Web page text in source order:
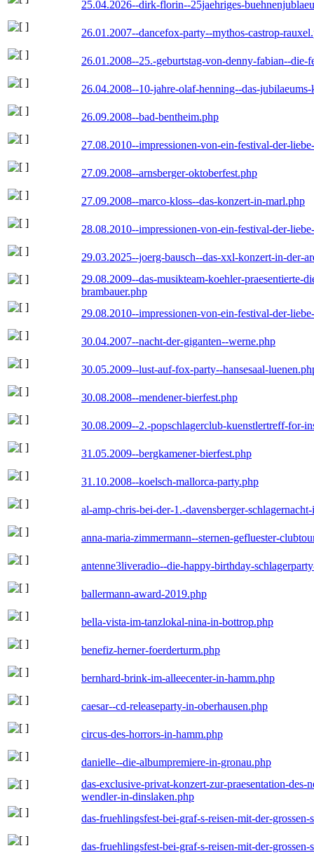
25.04.2026--dirk-florin--25jaehriges-
26.01.2007--dancefox-party--mythos-castrop-
26.01.2008--25.-geburtstag-von-denny-fabian--die-
26.04.2008--10-jahre-olaf-henning--das-
26.09.2008--bad-bentheim.php
27.08.2010--impressionen-von-ein-festival-der-
27.09.2008--arnsberger-oktoberfest.php
27.09.2008--marco-kloss--das-konzert-in-marl.php
28.08.2010--impressionen-von-ein-festival-der-
29.03.2025--joerg-bausch--das-xxl-konzert-in-der-
29.08.2009--das-musikteam-koehler-praesentierte-
brambauer.php
29.08.2010--impressionen-von-ein-festival-der-
30.04.2007--nacht-der-giganten--werne.php
30.05.2009--lust-auf-fox-party--hansesaal-
30.08.2008--mendener-bierfest.php
30.08.2009--2.-popschlagerclub-kuenstlertreff-for-
31.05.2009--bergkamener-bierfest.php
31.10.2008--koelsch-mallorca-party.php
al-amp-chris-bei-der-1.-davensberger-
anna-maria-zimmermann--sternen-gefluester-
antenne3liveradio--die-happy-birthday-
ballermann-award-2019.php
bella-vista-im-tanzlokal-nina-in-bottrop.php
benefiz-herner-foerderturm.php
bernhard-brink-im-alleecenter-in-hamm.php
caesar--cd-releaseparty-in-oberhausen.php
circus-des-horrors-in-hamm.php
danielle--die-albumpremiere-in-gronau.php
das-exclusive-privat-konzert-zur-praesentation-
wendler-in-dinslaken.php
das-fruehlingsfest-bei-graf-s-reisen-mit-der-
das-fruehlingsfest-bei-graf-s-reisen-mit-der-